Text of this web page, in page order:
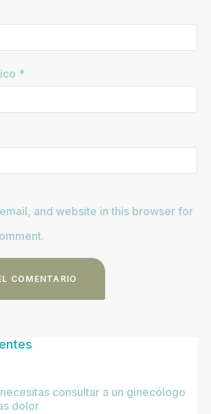
*
and website in this browser for
consultar a un ginecólogo
dolor